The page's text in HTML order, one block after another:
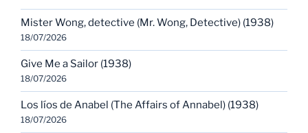
Mister Wong, detective (Mr. Wong, Detective) (1938)
18/07/2026
Give Me a Sailor (1938)
18/07/2026
Los líos de Anabel (The Affairs of Annabel) (1938)
18/07/2026